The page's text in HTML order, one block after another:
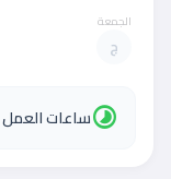
الجمعة
ج
timelapseساعات العمل